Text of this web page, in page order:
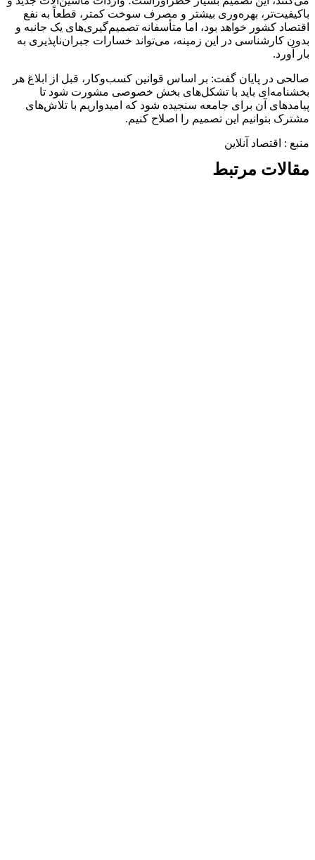
باکیفیت‌تر، بهره‌وری بیشتر و مصرف سوخت کمتر، قطعاً به نفع
اقتصاد کشور خواهد بود، اما متأسفانه تصمیم‌گیری‌های یک جانبه و
بدون کارشناسی در این زمینه، می‌تواند خسارات جبران‌ناپذیری به
بار آورد.
صالحی در پایان گفت: بر اساس قوانین کسب‌وکار، قبل از ابلاغ هر
بخشنامه‌ای باید با تشکل‌های بخش خصوصی مشورت شود تا
پیامدهای آن برای جامعه سنجیده شود که امیدواریم با تلاش‌های
مشترک بتوانیم این تصمیم را اصلاح کنیم.
منبع : اقتصاد آنلاین
مقالات مرتبط